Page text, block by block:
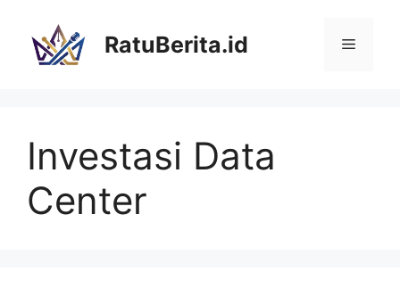
RatuBerita.id Menu
Investasi Data
Center